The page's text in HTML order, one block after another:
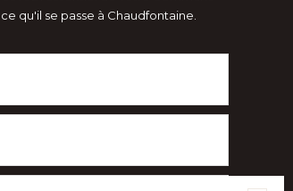
qu'il se passe à Chaudfontaine.